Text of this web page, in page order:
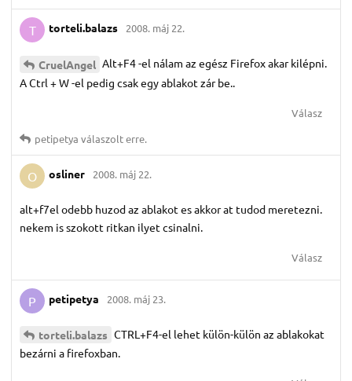
T torteli.​balazs 2008. máj 22.
CruelAngel Alt+F4 -el nálam az egész Firefox akar kilépni.
A Ctrl + W -el pedig csak egy ablakot zár be..
Válasz
petipetya válaszolt erre.
O osliner 2008. máj 22.
alt+f7el odebb huzod az ablakot es akkor at tudod meretezni.
nekem is szokott ritkan ilyet csinalni.
Válasz
P petipetya 2008. máj 23.
torteli.​balazs CTRL+F4-el lehet külön-külön az ablakokat
bezárni a firefoxban.